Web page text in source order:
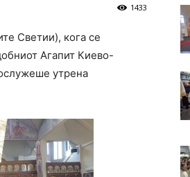
Епархија
1433
Светии), кога се
Агапит Киево-
утрена